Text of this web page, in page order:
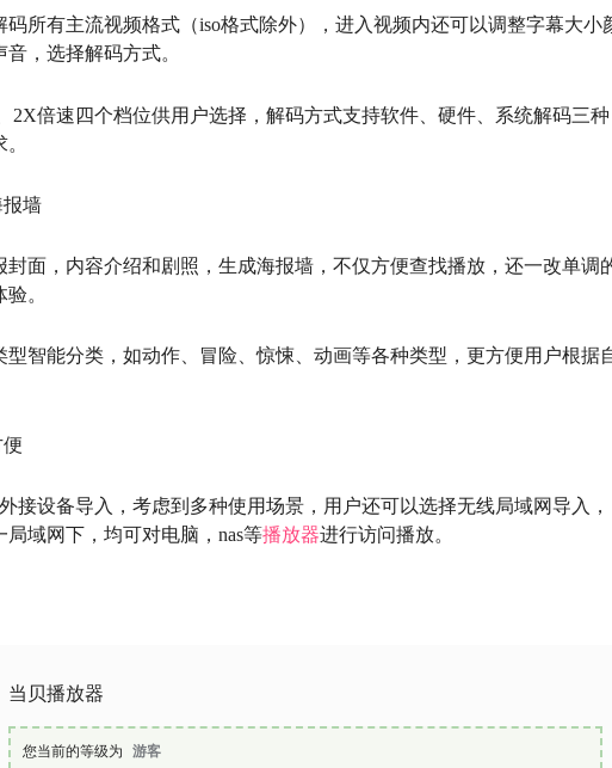
码所有主流视频格式（iso格式除外），进入视频内还可以调整字幕大小
，选择解码方式。
2X倍速四个档位供用户选择，解码方式支持软件、硬件、系统解码三种
墙
封面，内容介绍和剧照，生成海报墙，不仅方便查找播放，还一改单调
。
型智能分类，如动作、冒险、惊悚、动画等各种类型，更方便用户根据
接设备导入，考虑到多种使用场景，用户还可以选择无线局域网导入，
域网下，均可对电脑，nas等播放器进行访问播放。
当贝播放器
您当前的等级为 游客